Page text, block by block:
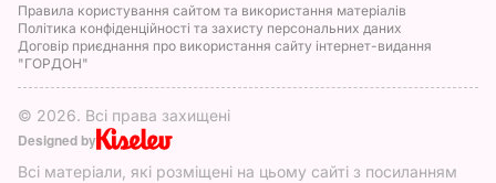
Правила користування сайтом та використання матеріалів
Політика конфіденційності та захисту персональних даних
Договір приєднання про використання сайту інтернет-видання
"ГОРДОН"
© 2026. Всі права захищені
Designed by
Всі матеріали, які розміщені на цьому сайті з посиланням